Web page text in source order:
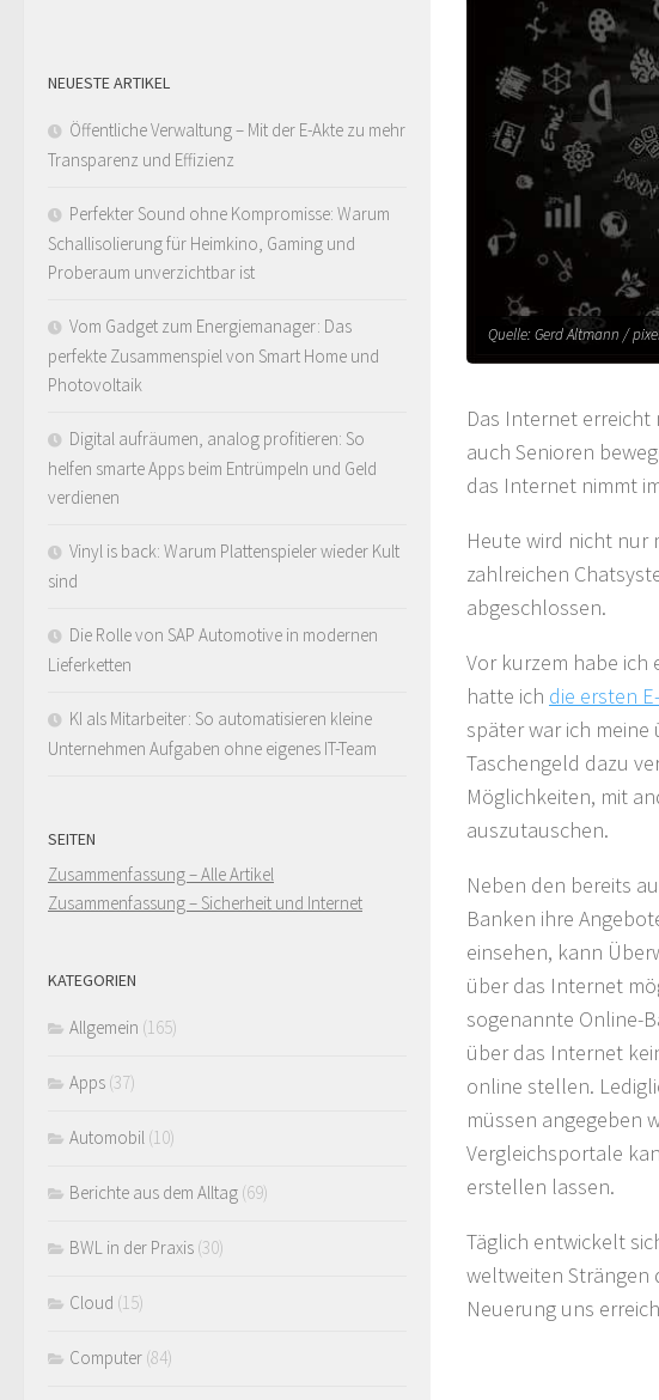
Quelle: Gerd Altmann /
Das Internet
auch Senioren
das Internet nimmt
Heute wird nicht nur
zahlreichen
abgeschlossen.
Vor kurzem habe ich
hatte ich die ersten
später war ich
Taschengeld dazu
Möglichkeiten, mit
auszutauschen.
Neben den bereits
Banken ihre
einsehen, kann
über das Internet
sogenannte Online-
über das Internet
online stellen.
müssen angegeben
Vergleichsportale
erstellen lassen.
Täglich entwickelt
weltweiten Strängen
Neuerung uns
NEUESTE ARTIKEL
Öffentliche Verwaltung – Mit der E-Akte zu mehr
Transparenz und Effizienz
Perfekter Sound ohne Kompromisse: Warum
Schallisolierung für Heimkino, Gaming und
Proberaum unverzichtbar ist
Vom Gadget zum Energiemanager: Das
perfekte Zusammenspiel von Smart Home und
Photovoltaik
Digital aufräumen, analog profitieren: So
helfen smarte Apps beim Entrümpeln und Geld
verdienen
Vinyl is back: Warum Plattenspieler wieder Kult
sind
Die Rolle von SAP Automotive in modernen
Lieferketten
KI als Mitarbeiter: So automatisieren kleine
Unternehmen Aufgaben ohne eigenes IT-Team
SEITEN
Zusammenfassung – Alle Artikel
Zusammenfassung – Sicherheit und Internet
KATEGORIEN
Allgemein (165)
Apps (37)
Automobil (10)
Berichte aus dem Alltag (69)
BWL in der Praxis (30)
Cloud (15)
Computer (84)